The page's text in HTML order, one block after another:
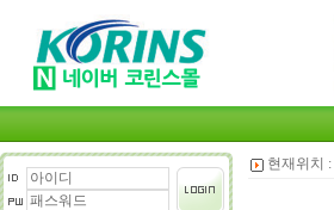
현재위치 :